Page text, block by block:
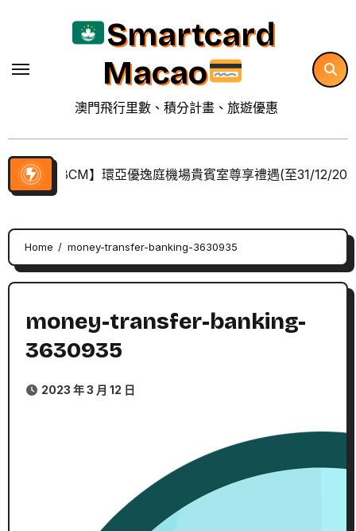
Smartcard
Macao
澳門飛行里數、積分計畫、旅遊優惠
【BCM】環亞優逸庭機場貴賓室尊享禮遇(至31/12/
Home money-transfer-banking-3630935
money-transfer-banking-
3630935
2023 年 3 月 12 日